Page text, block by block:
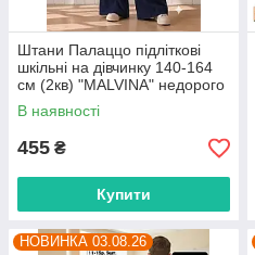
Штани Палаццо підліткові
шкільні на дівчинку 140-164
см (2кв) "MALVINA" недорого
від прямого постачальника
В наявності
455 ₴
Купити
НОВИНКА 03.08.26